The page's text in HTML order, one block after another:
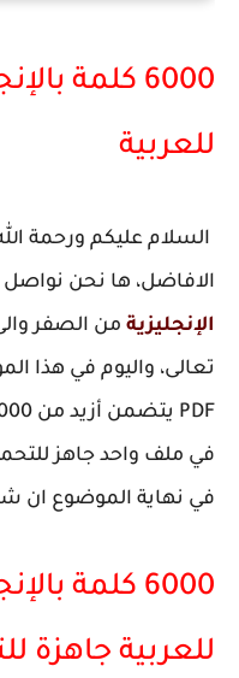
6000 كلمة
للعربية
السلام عليكم ورحمة
الافاضل، ها نحن
الإنجليزية من الصفر
تعالى، واليوم في هذا
في ملف واحد جاهز
في نهاية الموضوع ان
6000 كلمة
للعربية جاهزة